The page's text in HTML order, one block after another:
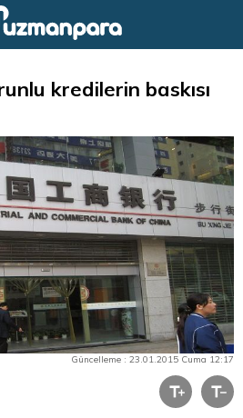
kredilerin baskısı
Güncelleme : 23.01.2015 Cuma 12:17